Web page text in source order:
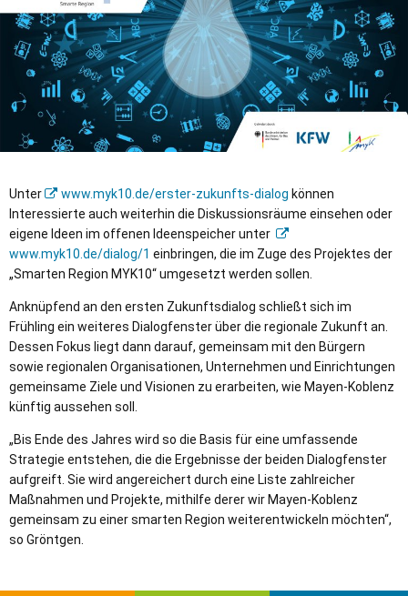
Unter www.myk10.de/erster-zukunfts-dialog können
Interessierte auch weiterhin die Diskussionsräume einsehen oder
eigene Ideen im offenen Ideenspeicher unter
www.myk10.de/dialog/1 einbringen, die im Zuge des Projektes der
„Smarten Region MYK10“ umgesetzt werden sollen.
Anknüpfend an den ersten Zukunftsdialog schließt sich im
Frühling ein weiteres Dialogfenster über die regionale Zukunft an.
Dessen Fokus liegt dann darauf, gemeinsam mit den Bürgern
sowie regionalen Organisationen, Unternehmen und Einrichtungen
gemeinsame Ziele und Visionen zu erarbeiten, wie Mayen-Koblenz
künftig aussehen soll.
„Bis Ende des Jahres wird so die Basis für eine umfassende
Strategie entstehen, die die Ergebnisse der beiden Dialogfenster
aufgreift. Sie wird angereichert durch eine Liste zahlreicher
Maßnahmen und Projekte, mithilfe derer wir Mayen-Koblenz
gemeinsam zu einer smarten Region weiterentwickeln möchten“,
so Gröntgen.